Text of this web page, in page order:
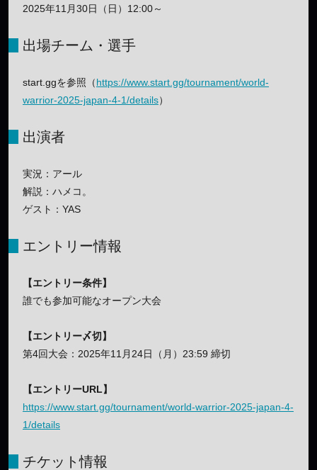
2025年11月30日（日）12:00～
出場チーム・選手
start.ggを参照（https://www.start.gg/tournament/world-
warrior-2025-japan-4-1/details）
出演者
実況：アール
解説：ハメコ。
ゲスト：YAS
エントリー情報
【エントリー条件】
誰でも参加可能なオープン大会
【エントリー〆切】
第4回大会：2025年11月24日（月）23:59 締切
【エントリーURL】
https://www.start.gg/tournament/world-warrior-2025-japan-4-
1/details
チケット情報